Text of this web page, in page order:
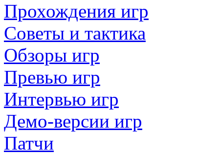
Прохождения игр
Советы и тактика
Обзоры игр
Превью игр
Интервью игр
Демо-версии игр
Патчи